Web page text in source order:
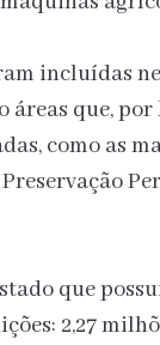
incluídas
áreas que,
como as
que
2,27